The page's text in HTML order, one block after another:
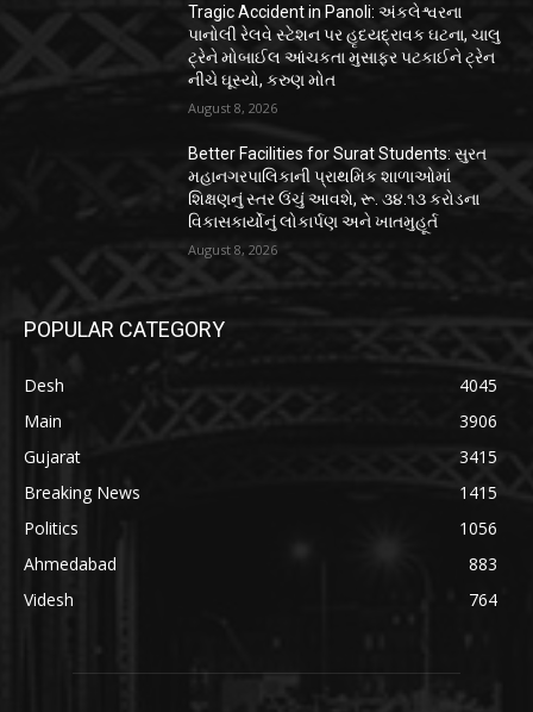
Tragic Accident in Panoli: અંકલેશ્વરના
પાનોલી રેલવે સ્ટેશન પર હૃદયદ્રાવક ઘટના, ચાલુ
ટ્રેને મોબાઈલ આંચકતા મુસાફર પટકાઈને ટ્રેન
નીચે ઘૂસ્યો, કરુણ મોત
August 8, 2026
Better Facilities for Surat Students: સુરત
મહાનગરપાલિકાની પ્રાથમિક શાળાઓમાં
શિક્ષણનું સ્તર ઉંચું આવશે, રૂ. ૩૪.૧૩ કરોડના
વિકાસકાર્યોનું લોકાર્પણ અને ખાતમુહૂર્ત
August 8, 2026
POPULAR CATEGORY
Desh
4045
Main
3906
Gujarat
3415
Breaking News
1415
Politics
1056
Ahmedabad
883
Videsh
764